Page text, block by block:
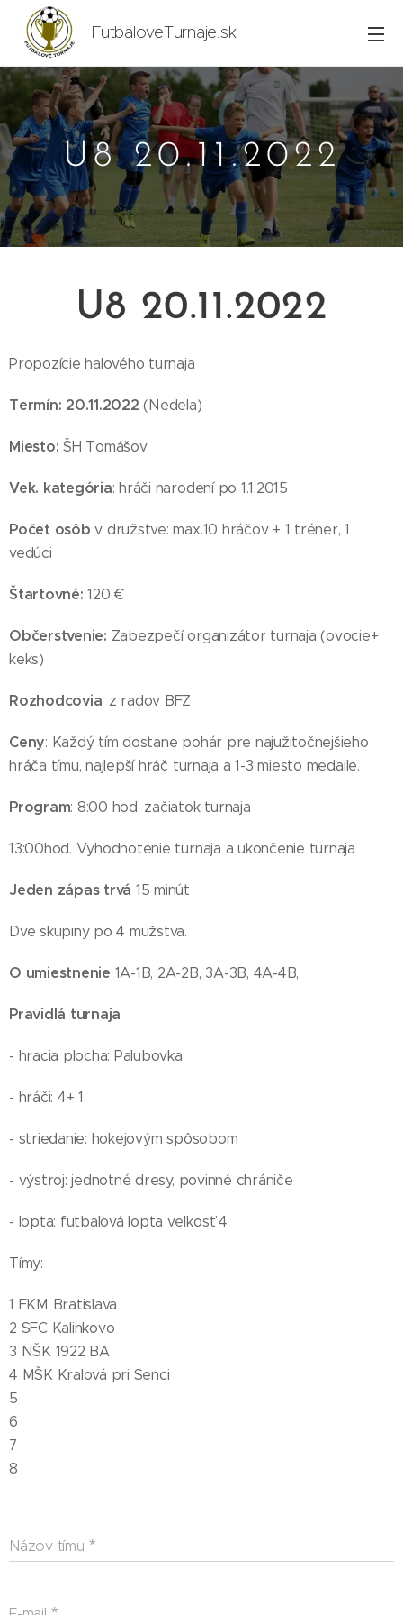
FutbaloveTurnaje.sk
U8 20.11.2022
U8 20.11.2022
Propozície halového turnaja
Termín: 20.11.2022(Nedela)
Miesto: ŠH Tomášov
Vek. kategória: hráči narodení po 1.1.2015
Počet osôb v družstve: max.10 hráčov + 1 tréner, 1
vedúci
Štartovné: 120 €
Občerstvenie: Zabezpečí organizátor turnaja (ovocie+
keks)
Rozhodcovia: z radov BFZ
Ceny: Každý tím dostane pohár pre najužitočnejšieho
hráča tímu, najlepší hráč turnaja a 1-3 miesto medaile.
Program: 8:00 hod. začiatok turnaja
13:00hod. Vyhodnotenie turnaja a ukončenie turnaja
Jeden zápas trvá 15 minút
Dve skupiny po 4 mužstva.
O umiestnenie 1A-1B, 2A-2B, 3A-3B, 4A-4B,
Pravidlá turnaja
- hracia plocha: Palubovka
- hráči: 4+ 1
- striedanie: hokejovým spôsobom
- výstroj: jednotné dresy, povinné chrániče
- lopta: futbalová lopta veľkosť 4
Tímy:
1 FKM Bratislava
2 SFC Kalinkovo
3 NŠK 1922 BA
4 MŠK Kralová pri Senci
5
6
7
8
Názov tímu